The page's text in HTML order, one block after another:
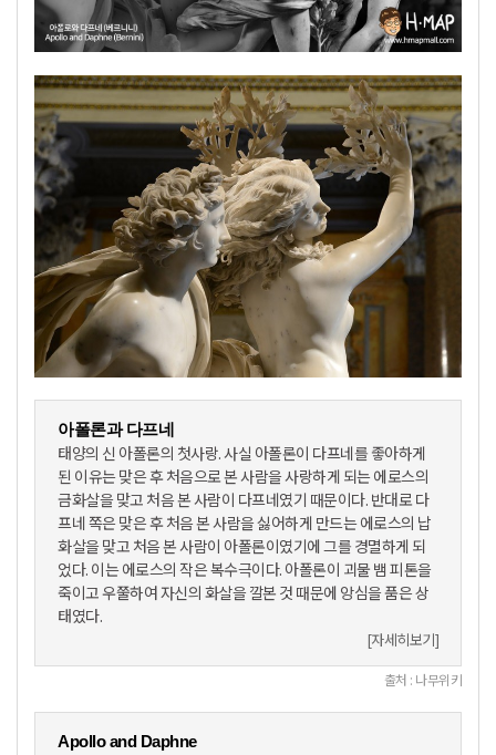
아폴론과 다프네
태양의 신 아폴론의 첫사랑. 사실 아폴론이 다프네를 좋아하게
된 이유는 맞은 후 처음으로 본 사람을 사랑하게 되는 에로스의
금화살을 맞고 처음 본 사람이 다프네였기 때문이다. 반대로 다
프네 쪽은 맞은 후 처음 본 사람을 싫어하게 만드는 에로스의 납
화살을 맞고 처음 본 사람이 아폴론이였기에 그를 경멸하게 되
었다. 이는 에로스의 작은 복수극이다. 아폴론이 괴물 뱀 피톤을
죽이고 우쭐하여 자신의 화살을 깔본 것 때문에 앙심을 품은 상
태였다.
[자세히보기]
출처 : 나무위키
Apollo and Daphne